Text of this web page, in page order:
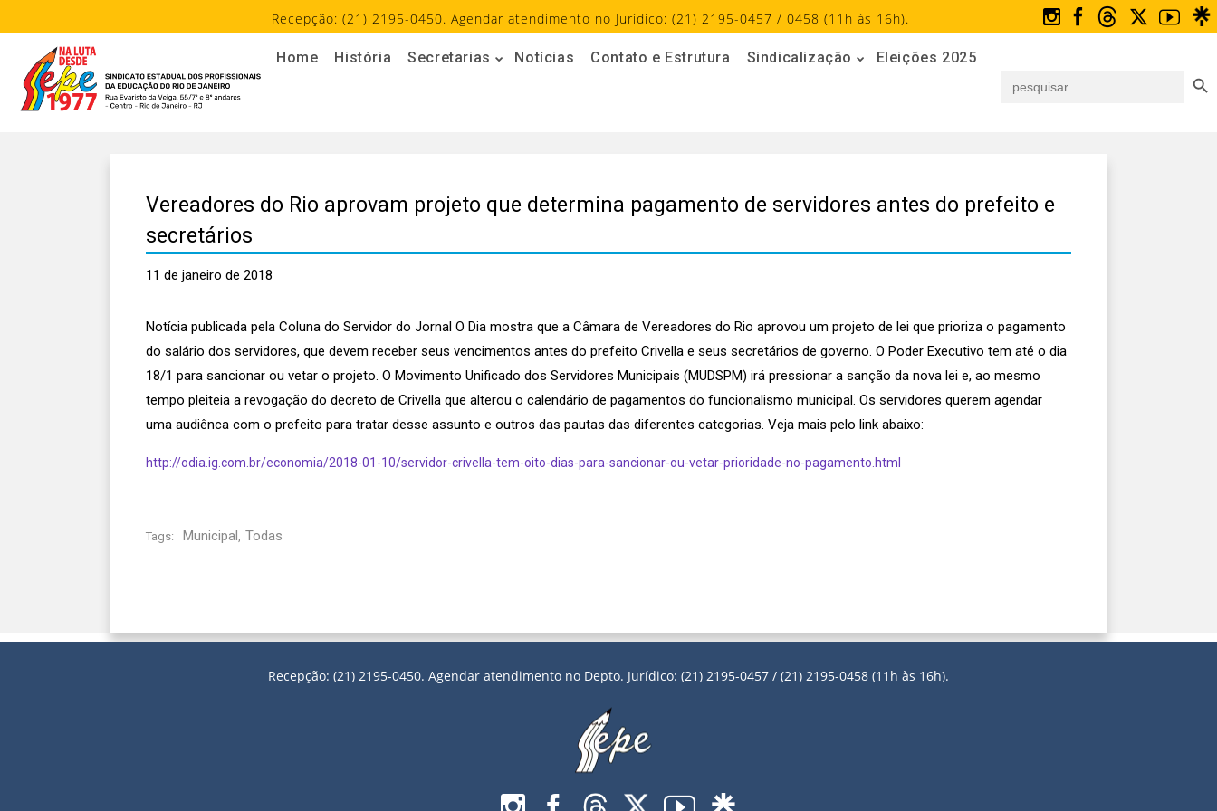
Recepção: (21) 2195-0450. Agendar atendimento no Jurídico: (21) 2195-0457 / 0458 (11h às 16h).
Home História Secretarias Notícias Contato e Estrutura Sindicalização
Eleições 2025
for:
Vereadores do Rio aprovam projeto que determina pagamento de servidores antes do prefeito e
secretários
11 de janeiro de 2018
Notícia publicada pela Coluna do Servidor do Jornal O Dia mostra que a Câmara de Vereadores do Rio aprovou um projeto de lei que prioriza o pagamento
do salário dos servidores, que devem receber seus vencimentos antes do prefeito Crivella e seus secretários de governo. O Poder Executivo tem até o dia
18/1 para sancionar ou vetar o projeto. O Movimento Unificado dos Servidores Municipais (MUDSPM) irá pressionar a sanção da nova lei e, ao mesmo
tempo pleiteia a revogação do decreto de Crivella que alterou o calendário de pagamentos do funcionalismo municipal. Os servidores querem agendar
uma audiênca com o prefeito para tratar desse assunto e outros das pautas das diferentes categorias. Veja mais pelo link abaixo:
http://odia.ig.com.br/economia/2018-01-10/servidor-crivella-tem-oito-dias-para-sancionar-ou-vetar-prioridade-no-pagamento.html
Tags: Municipal, Todas
Recepção: (21) 2195-0450. Agendar atendimento no Depto. Jurídico: (21) 2195-0457 / (21) 2195-0458 (11h às 16h).